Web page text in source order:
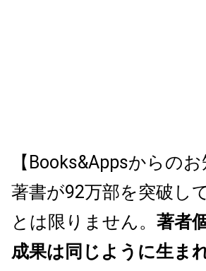
【Books&Appsからのお
著書が92万部を突破し
とは限りません。 著者
成果は同じように生ま